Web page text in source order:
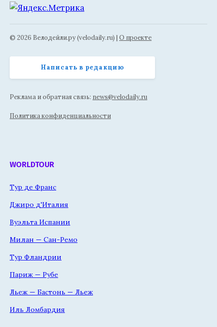
© 2026 Велодейли.ру (velodaily.ru) | О проекте
Написать в редакцию
Реклама и обратная связь: news@velodaily.ru
Политика конфиденциальности
WORLDTOUR
Тур де Франс
Джиро д'Италия
Вуэльта Испании
Милан — Сан-Ремо
Тур Фландрии
Париж — Рубе
Льеж — Бастонь — Льеж
Иль Ломбардия